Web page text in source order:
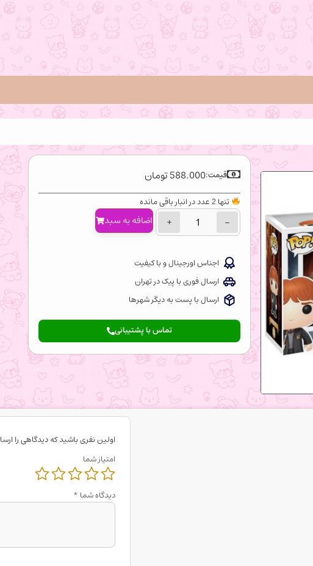
قیمت:588.000تومان
تنها 2 عدد در انبار باقی مانده
−
+ اضافه‌ به سبد
اجناس اورجینال و با کیفیت
ارسال فوری با پیک در تهران
ارسال با پست به دیگر شهرها
تماس با پشتیبانی
اولین نفری باشید که دیدگاهی را
امتیاز شما
دیدگاه شما *